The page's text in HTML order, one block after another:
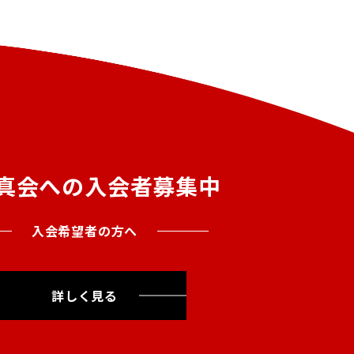
会への入会者募集中
入会希望者の方へ
詳しく見る